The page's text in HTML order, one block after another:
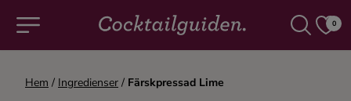
0
COCKTAILS & DRINKAR
Hem / Ingredienser / Färskpressad Lime